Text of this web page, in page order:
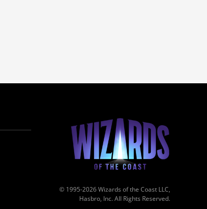
© 1995-2026 Wizards of the Coast LLC,
Hasbro, Inc. All Rights Reserved.